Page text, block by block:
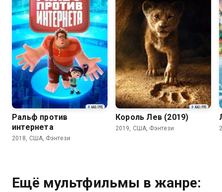
7.4
Ральф против
интернета
2018, США, Фэнтези
7.2
Король Лев (2019)
2019, США, Фэнтези
Ещё мультфильмы в жанре: